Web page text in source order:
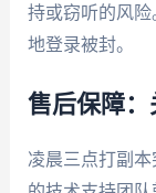
持或窃听的风
地登录被封。
售后保障
凌晨三点打副